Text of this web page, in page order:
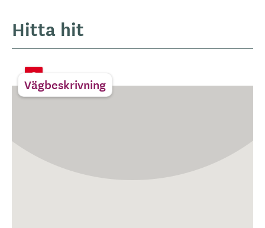
Hitta hit
Vägbeskrivning